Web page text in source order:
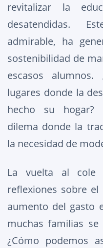
revitalizar la
desatendidas.
admirable, ha
sostenibilidad de
escasos
lugares donde la
hecho su hogar?
dilema donde la
la necesidad de
La vuelta al cole
reflexiones sobre
aumento del gasto
muchas familias
¿Cómo podemos